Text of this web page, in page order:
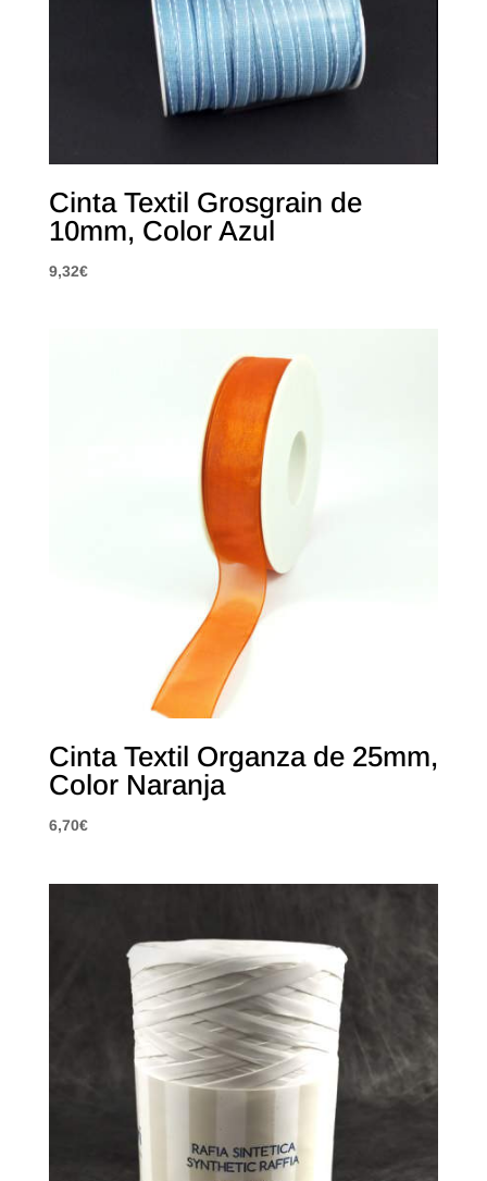
Cinta Textil Grosgrain de
10mm, Color Azul
9,32€
Cinta Textil Organza de 25mm,
Color Naranja
6,70€